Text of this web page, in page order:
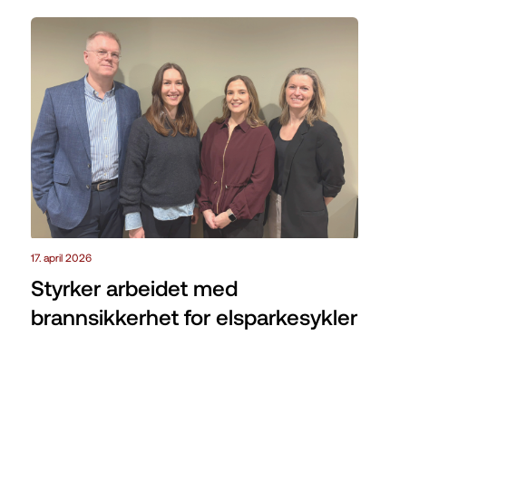
17. april 2026
Styrker arbeidet med
brannsikkerhet for elsparkesykler